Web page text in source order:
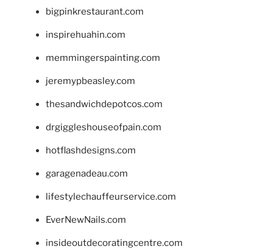
bigpinkrestaurant.com
inspirehuahin.com
memmingerspainting.com
jeremypbeasley.com
thesandwichdepotcos.com
drgiggleshouseofpain.com
hotflashdesigns.com
garagenadeau.com
lifestylechauffeurservice.com
EverNewNails.com
insideoutdecoratingcentre.com